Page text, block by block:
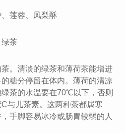
莲蓉、凤梨酥
茶
。清淡的绿茶和薄荷茶能增进
糖分停留在体内。薄荷的清凉
茶的水温要在70℃以下，否则
与儿茶素。这两种茶都属寒
手脚容易冰冷或肠胃较弱的人